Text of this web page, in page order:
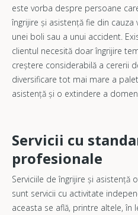
este vorba despre persoane
îngrijire și asistență fie din
unei boli sau a unui accident.
clientul necesită doar îngrijire
creștere considerabilă a cererii
diversificare tot mai mare a
asistență și o extindere a
Servicii cu
profesionale
Serviciile de îngrijire și asistență
sunt servicii cu activitate
aceasta se află, printre altele, în